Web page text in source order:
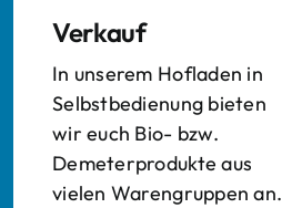
Verkauf
In unserem Hofladen in
Selbstbedienung bieten
wir euch Bio- bzw.
Demeterprodukte aus
vielen Warengruppen an.